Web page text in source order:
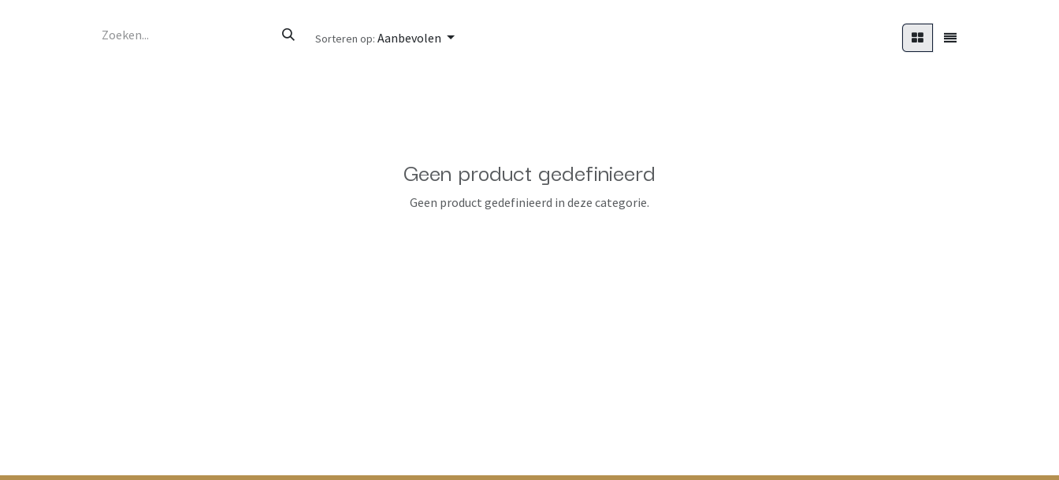
Sorteren op: Aanbevolen
Geen product gedefinieerd
Geen product gedefinieerd in deze categorie.